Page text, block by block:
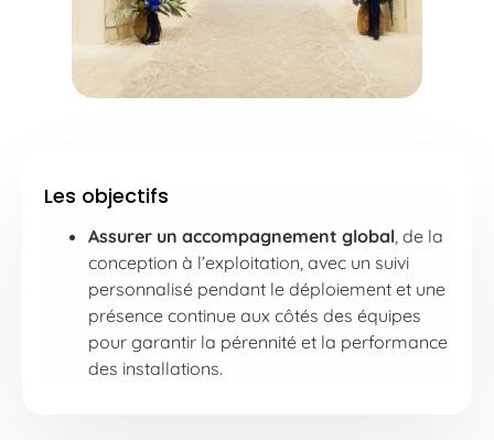
Les objectifs
Assurer un accompagnement global, de la
conception à l’exploitation, avec un suivi
personnalisé pendant le déploiement et une
présence continue aux côtés des équipes
pour garantir la pérennité et la performance
des installations.